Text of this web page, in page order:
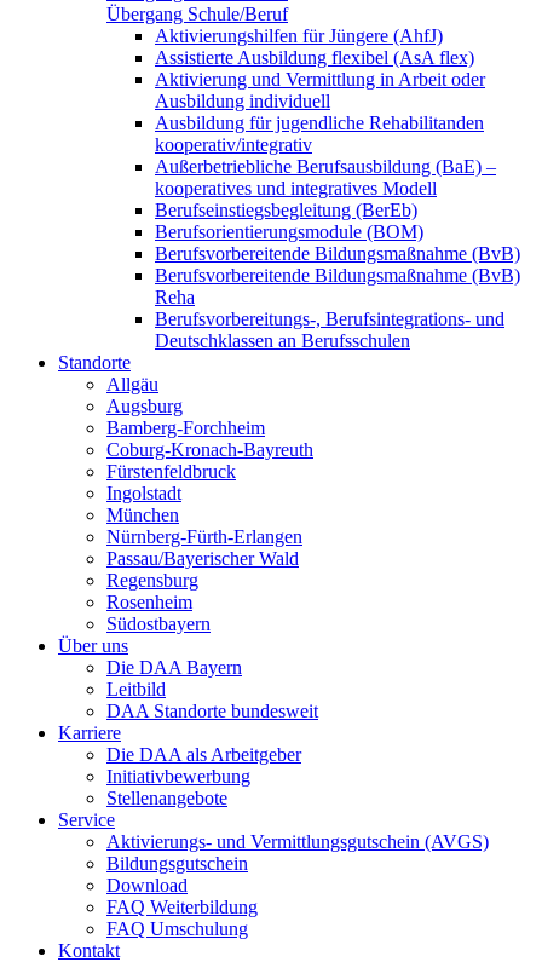
Übergang Schule/Beruf
Aktivierungshilfen für Jüngere (AhfJ)
Assistierte Ausbildung flexibel (AsA flex)
Aktivierung und Vermittlung in Arbeit oder
Ausbildung individuell
Ausbildung für jugendliche Rehabilitanden
kooperativ/integrativ
Außerbetriebliche Berufsausbildung (BaE) –
kooperatives und integratives Modell
Berufseinstiegsbegleitung (BerEb)
Berufsorientierungsmodule (BOM)
Berufsvorbereitende Bildungsmaßnahme (BvB)
Berufsvorbereitende Bildungsmaßnahme (BvB)
Reha
Berufsvorbereitungs-, Berufsintegrations- und
Deutschklassen an Berufsschulen
Standorte
Allgäu
Augsburg
Bamberg-Forchheim
Coburg-Kronach-Bayreuth
Fürstenfeldbruck
Ingolstadt
München
Nürnberg-Fürth-Erlangen
Passau/Bayerischer Wald
Regensburg
Rosenheim
Südostbayern
Über uns
Die DAA Bayern
Leitbild
DAA Standorte bundesweit
Karriere
Die DAA als Arbeitgeber
Initiativbewerbung
Stellenangebote
Service
Aktivierungs- und Vermittlungsgutschein (AVGS)
Bildungsgutschein
Download
FAQ Weiterbildung
FAQ Umschulung
Kontakt